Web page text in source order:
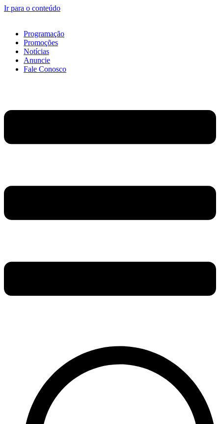
Ir para o conteúdo
Programação
Promoções
Notícias
Anuncie
Fale Conosco